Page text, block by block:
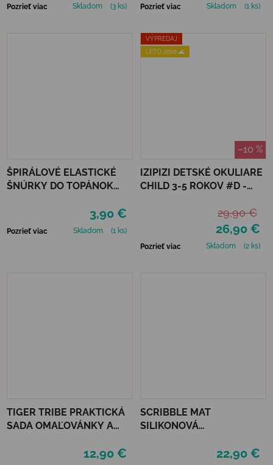
Pozrieť viac Skladom (3 ks) Pozrieť viac Skladom (1 ks)
ŠPIRÁLOVÉ ELASTICKÉ
ŠNÚRKY DO TOPÁNOK
3,90 €
Pozrieť viac Skladom (1 ks)
VÝPREDAJ
LETO 2026 🌊
–10 %
IZIPIZI DETSKÉ OKULIARE
CHILD 3-5 ROKOV #D -
26,90 €
29,90 €
Pozrieť viac Skladom (2 ks)
TIGER TRIBE PRAKTICKÁ
SADA OMAĽOVÁNKY A
12,90 €
SCRIBBLE MAT
SILIKONOVÁ
22,90 €